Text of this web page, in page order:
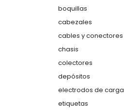
boquillas
cabezales
cables y conectores
chasis
colectores
depósitos
electrodos de carga
etiquetas